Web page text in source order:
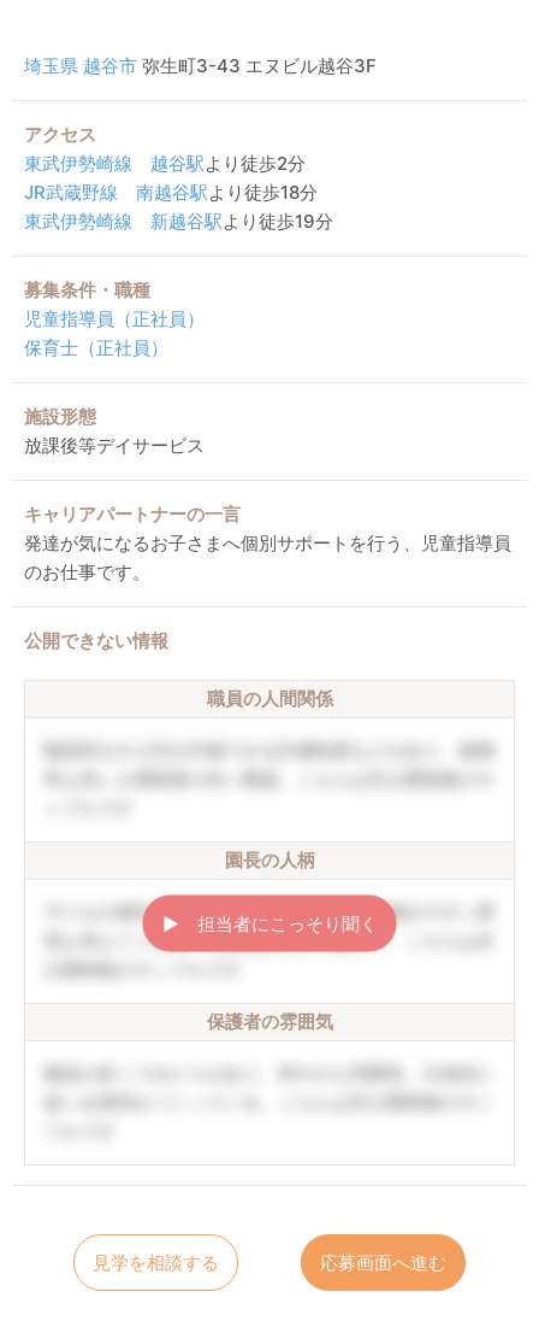
埼玉県 越谷市 弥生町3-43 エヌビル越谷3F
アクセス
東武伊勢崎線
越谷駅より徒歩2分
JR武蔵野線
南越谷駅より徒歩18分
東武伊勢崎線
新越谷駅より徒歩19分
募集条件・職種
児童指導員（正社員）
保育士（正社員）
施設形態
放課後等デイサービス
キャリアパートナーの一言
発達が気になるお子さまへ個別サポートを行う、児童指導員
のお仕事です。
公開できない情報
職員の人間関係
園長の人柄
子どもの個性を伸ばしていく方針。職員の働きやすい環
境も考えてくれる。口調は穏やかで優しい。こちらは非
保護者の雰囲気
▶︎ 担当者にこっそり聞く
見学を相談する 応募画面へ進む